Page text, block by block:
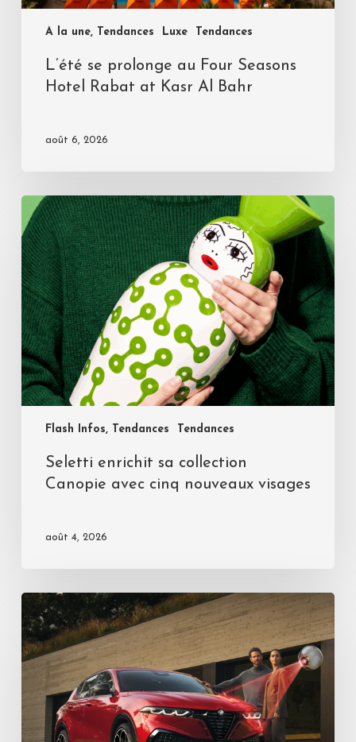
A la une, Tendances Luxe Tendances
L’été se prolonge au Four Seasons
Hotel Rabat at Kasr Al Bahr
août 6, 2026
Flash Infos, Tendances Tendances
Seletti enrichit sa collection
Canopie avec cinq nouveaux visages
août 4, 2026